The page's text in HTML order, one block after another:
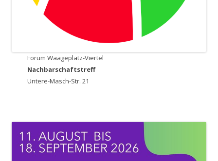
Forum Waageplatz-Viertel
Nachbarschaftstreff
Untere-Masch-Str. 21